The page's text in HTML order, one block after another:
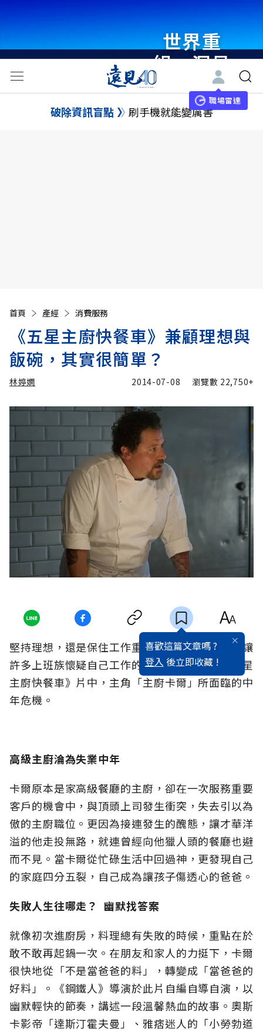
世界重
組・洞見
未來 與
世界領袖
職場雷達
破除資訊盲點 刷手機就能變厲害
首頁 產經 消費服務
《五星主廚快餐車》兼顧理想與
飯碗，其實很簡單？
林婷嫻 2014-07-08 瀏覽數 22,750+
喜歡這篇文章嗎 ?
登入 後立即收藏 !
堅持理想，還是保住工作重要？職場中的困境，讓
許多上班族懷疑自己工作的意義，而這也是《五星
主廚快餐車》片中，主角「主廚卡爾」所面臨的中
年危機。
高級主廚淪為失業中年
卡爾原本是家高級餐廳的主廚，卻在一次服務重要
客戶的機會中，與頂頭上司發生衝突，失去引以為
傲的主廚職位。更因為接連發生的醜態，讓才華洋
溢的他走投無路，就連曾經向他獵人頭的餐廳也避
而不見。當卡爾從忙碌生活中回過神，更發現自己
的家庭四分五裂，自己成為讓孩子傷透心的爸爸。
失敗人生往哪走？ 幽默找答案
就像初次進廚房，料理總有失敗的時候，重點在於
敢不敢再起鍋一次。在朋友和家人的力挺下，卡爾
很快地從「不是當爸爸的料」，轉變成「當爸爸的
好料」。《鋼鐵人》導演於此片自編自導自演，以
幽默輕快的節奏，講述一段溫馨熱血的故事。奧斯
卡影帝「達斯汀霍夫曼」、雅痞迷人的「小勞勃道